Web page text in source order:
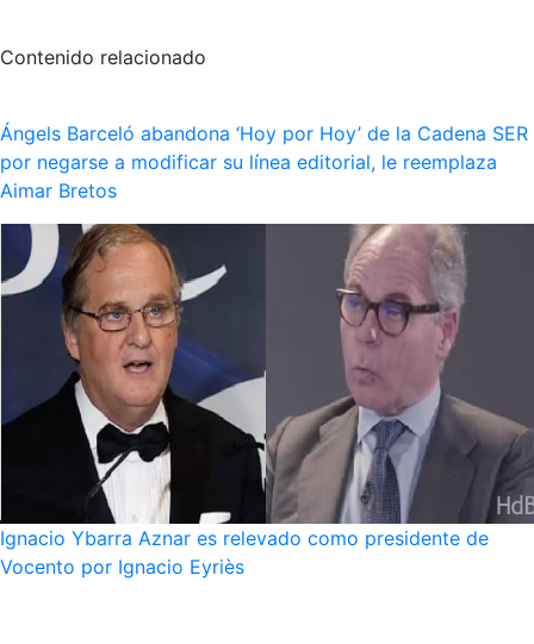
Contenido relacionado
Ángels Barceló abandona ‘Hoy por Hoy’ de la Cadena SER
por negarse a modificar su línea editorial, le reemplaza
Aimar Bretos
Ignacio Ybarra Aznar es relevado como presidente de
Vocento por Ignacio Eyriès